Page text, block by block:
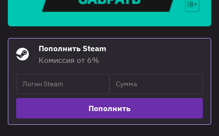
Пополнить Steam
Комиссия от 6%
Пополнить